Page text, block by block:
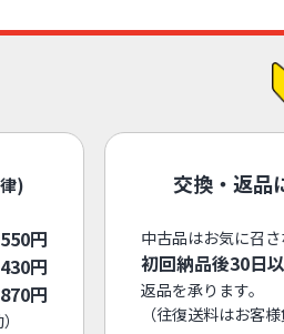
)
550円
円
円
交換・返品
中古品はお気に召さ
初回納品後30日
返品を承ります。
（往復送料はお客様